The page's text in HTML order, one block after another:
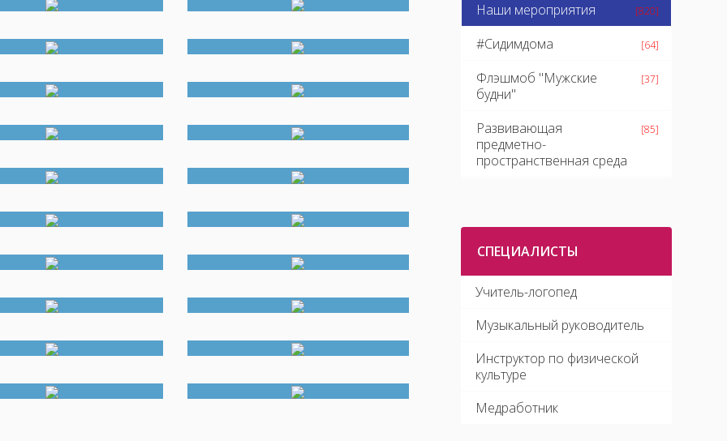
Наши мероприятия [820]
#Сидимдома [64]
Флэшмоб "Мужские
будни"
[37]
Развивающая
предметно-
пространственная среда
[85]
СПЕЦИАЛИСТЫ
Учитель-логопед
Музыкальный руководитель
Инструктор по физической
культуре
Медработник